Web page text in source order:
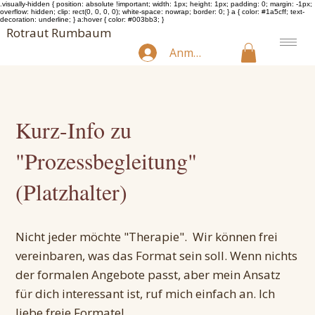
.visually-hidden { position: absolute !important; width: 1px; height: 1px; padding: 0; margin: -1px;
overflow: hidden; clip: rect(0, 0, 0, 0); white-space: nowrap; border: 0; } a { color: #1a5cff; text-
decoration: underline; } a:hover { color: #003bb3; }
Rotraut Rumbaum
Anmelden
Kurz-Info zu
"Prozessbegleitung"
(Platzhalter)
Nicht jeder möchte "Therapie". Wir können frei
vereinbaren, was das Format sein soll. Wenn nichts
der formalen Angebote passt, aber mein Ansatz
für dich interessant ist, ruf mich einfach an. Ich